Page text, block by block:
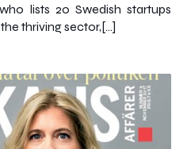
lists 20 Swedish startups
thriving sector,[…]